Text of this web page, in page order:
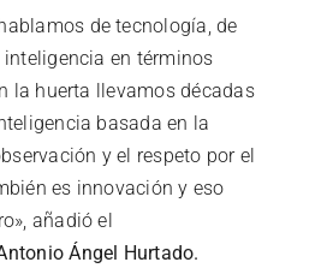
de tecnología, de
en términos
la huerta llevamos décadas
basada en la
y el respeto por el
es innovación y eso
añadió el
Ángel Hurtado.